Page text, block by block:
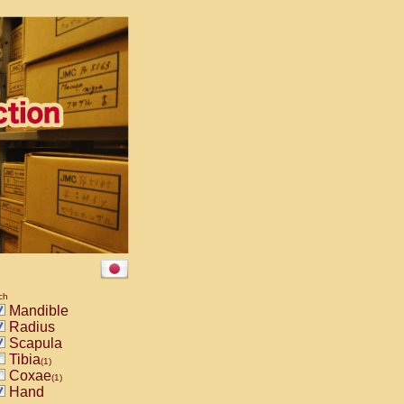
Mandible
Radius
Scapula
Tibia(1)
Coxae(1)
Hand